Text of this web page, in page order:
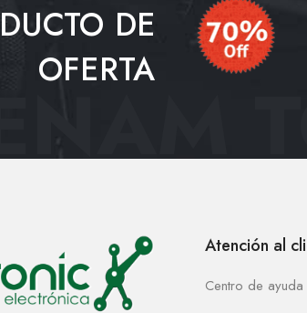
DE
OFERTA
Atención al
Centro de ayuda